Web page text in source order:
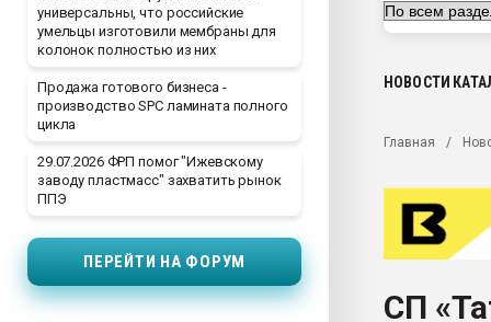
универсальны, что российские
умельцы изготовили мембраны для
колонок полностью из них
Продажа готового бизнеса -
производство SPC ламината полного
цикла
29.07.2026 ФРП помог "Ижевскому
заводу пластмасс" захватить рынок
ППЭ
ПЕРЕЙТИ НА ФОРУМ
28.07.2026
Материал поверхности
вакуумного
Armaloy PC/ABS-1IM
НОВОСТИ
Главная
СП